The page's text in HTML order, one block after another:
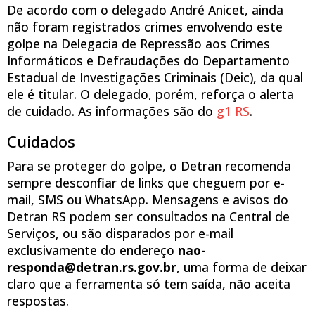
De acordo com o delegado André Anicet, ainda
não foram registrados crimes envolvendo este
golpe na Delegacia de Repressão aos Crimes
Informáticos e Defraudações do Departamento
Estadual de Investigações Criminais (Deic), da qual
ele é titular. O delegado, porém, reforça o alerta
de cuidado. As informações são do g1 RS.
Cuidados
Para se proteger do golpe, o Detran recomenda
sempre desconfiar de links que cheguem por e-
mail, SMS ou WhatsApp. Mensagens e avisos do
Detran RS podem ser consultados na Central de
Serviços, ou são disparados por e-mail
exclusivamente do endereço nao-
responda@detran.rs.gov.br, uma forma de deixar
claro que a ferramenta só tem saída, não aceita
respostas.